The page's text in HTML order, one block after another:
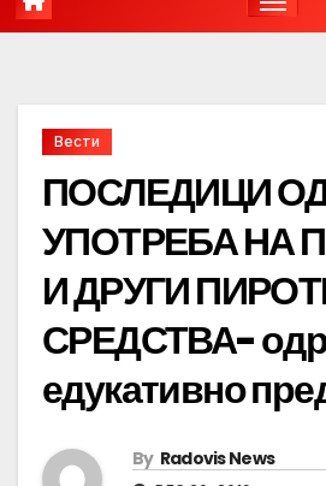
Вести
ПОСЛЕДИЦИ
УПОТРЕБА НА
И ДРУГИ
СРЕДСТВА-
едукативно
By Radovis News